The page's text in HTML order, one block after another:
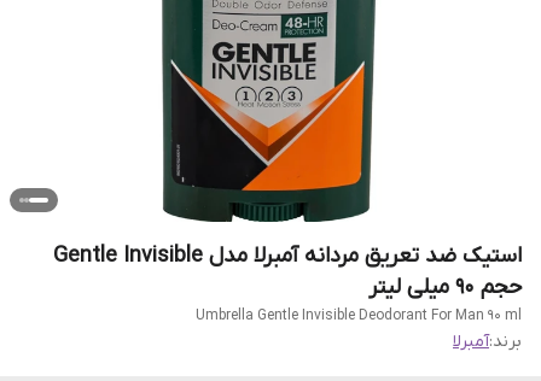
استیک ضد تعریق مردانه آمبرلا مدل Gentle Invisible
حجم 90 میلی لیتر
Umbrella Gentle Invisible Deodorant For Man 90 ml
برند:آمبرلا